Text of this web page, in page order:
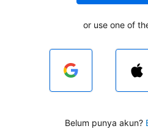
or use one of
Belum punya akun?